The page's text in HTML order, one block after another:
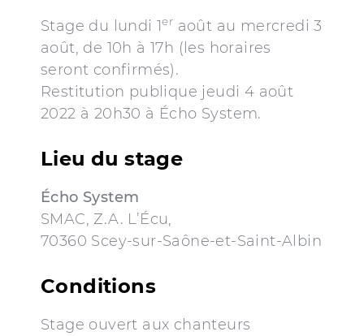
Stage du lundi 1er août au mercredi 3
août, de 10h à 17h (les horaires
seront confirmés).
Restitution publique jeudi 4 août
2022 à 20h30 à Écho System.
Lieu du stage
Écho System
SMAC, Z.A. L’Écu,
70360 Scey-sur-Saône-et-Saint-Albin
Conditions
Stage ouvert aux chanteurs